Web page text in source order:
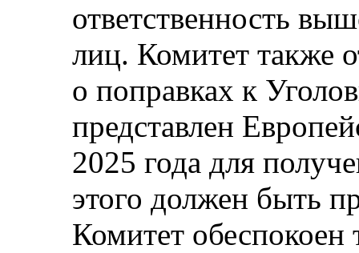
ответственность
лиц. Комитет также
о поправках к
представлен
2025 года для
этого должен быть
Комитет обеспокоен